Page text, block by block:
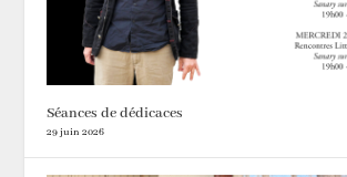
Séances de dédicaces
29 juin 2026